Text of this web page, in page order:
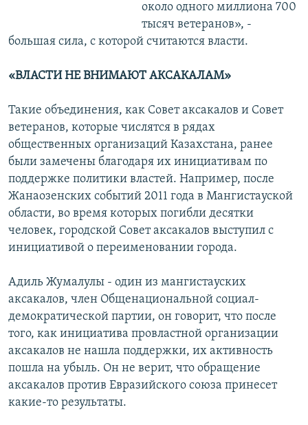
около одного миллиона 700
тысяч ветеранов», -
большая сила, с которой считаются власти.
«ВЛАСТИ НЕ ВНИМАЮТ АКСАКАЛАМ»
Такие объединения, как Совет аксакалов и Совет
ветеранов, которые числятся в рядах
общественных организаций Казахстана, ранее
были замечены благодаря их инициативам по
поддержке политики властей. Например, после
Жанаозенских событий 2011 года в Мангистауской
области, во время которых погибли десятки
человек, городской Совет аксакалов выступил с
инициативой о переименовании города.
Адиль Жумалулы - один из мангистауских
аксакалов, член Общенациональной социал-
демократической партии, он говорит, что после
того, как инициатива провластной организации
аксакалов не нашла поддержки, их активность
пошла на убыль. Он не верит, что обращение
аксакалов против Евразийского союза принесет
какие-то результаты.